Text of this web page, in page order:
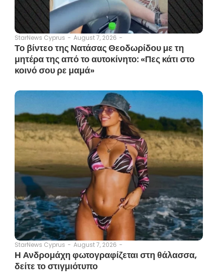
StarNews Cyprus - August 7, 2026 -
Το βίντεο της Νατάσας Θεοδωρίδου με τη
μητέρα της από το αυτοκίνητο: «Πες κάτι στο
κοινό σου ρε μαμά»
StarNews Cyprus - August 7, 2026 -
Η Ανδρομάχη φωτογραφίζεται στη θάλασσα,
δείτε το στιγμιότυπο